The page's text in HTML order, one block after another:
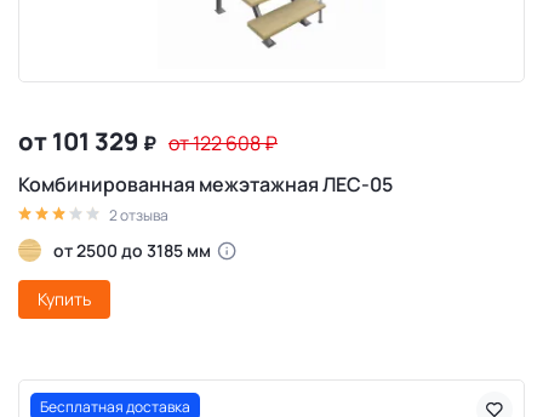
от 101 329 ₽ от 122 608₽
Комбинированная межэтажная ЛЕС-05
2 отзыва
от 2500 до 3185 мм
Купить
Бесплатная доставка